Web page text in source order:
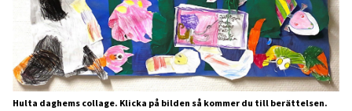
Hulta daghems collage. Klicka på bilden så kommer du till berättelsen.